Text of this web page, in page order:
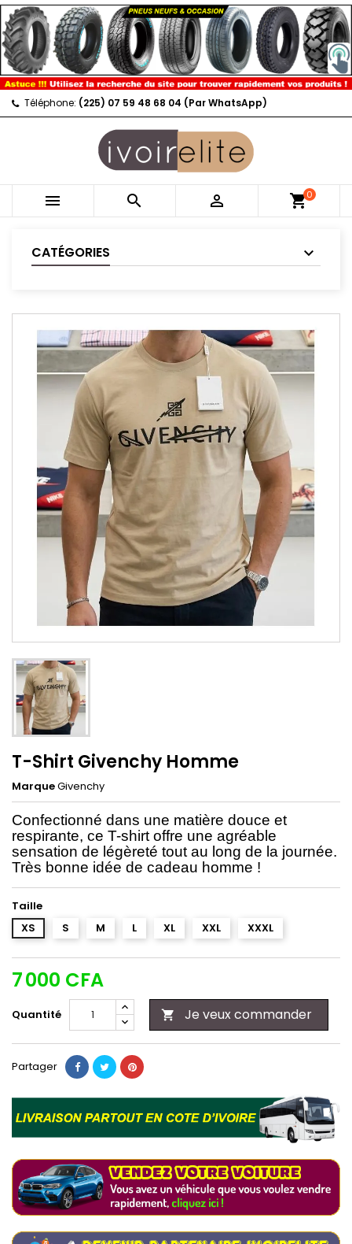
Téléphone: (225) 07 59 48 68 04 (Par WhatsApp)
   shopping_cart0
CATÉGORIES
T-Shirt Givenchy Homme
MarqueGivenchy
Confectionné dans une matière douce et
respirante, ce T-shirt offre une agréable
sensation de légèreté tout au long de la journée.
Très bonne idée de cadeau homme !
Taille
XS
S M L XL XXL XXXL
7 000 CFA
Quantité  Je veux commander
Partager